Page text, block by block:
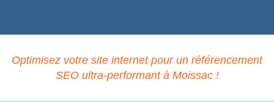
Optimisez votre site internet pour un référencement
SEO ultra-performant à Moissac !